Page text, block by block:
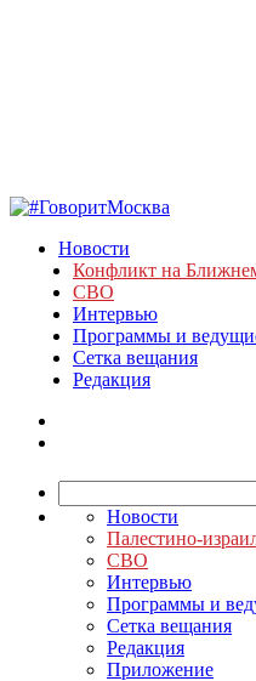
Новости
Конфликт на
СВО
Интервью
Программы и
Сетка вещания
Редакция
Новости
Палестино-
СВО
Интервью
Программы и
Сетка вещания
Редакция
Приложение